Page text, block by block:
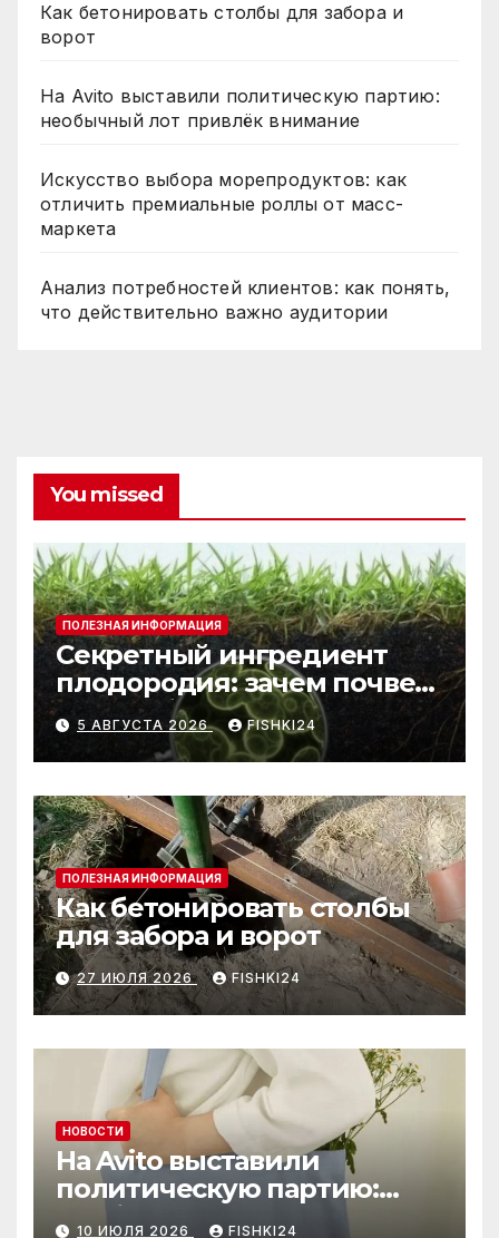
Как бетонировать столбы для забора и
ворот
На Avito выставили политическую партию:
необычный лот привлёк внимание
Искусство выбора морепродуктов: как
отличить премиальные роллы от масс-
маркета
Анализ потребностей клиентов: как понять,
что действительно важно аудитории
You missed
ПОЛЕЗНАЯ ИНФОРМАЦИЯ
Секретный ингредиент
плодородия: зачем почве
нужны бактерии и
биогумус
5 АВГУСТА 2026 FISHKI24
ПОЛЕЗНАЯ ИНФОРМАЦИЯ
Как бетонировать столбы
для забора и ворот
27 ИЮЛЯ 2026 FISHKI24
НОВОСТИ
На Avito выставили
политическую партию:
необычный лот привлёк
10 ИЮЛЯ 2026 FISHKI24